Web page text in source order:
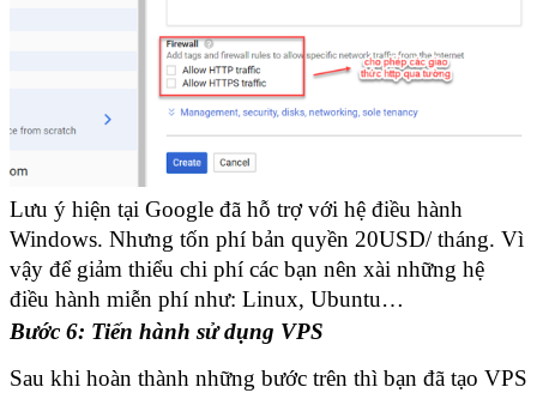
Lưu ý hiện tại Google đã hỗ trợ với hệ điều hành
Windows. Nhưng tốn phí bản quyền 20USD/ tháng. Vì
vậy để giảm thiểu chi phí các bạn nên xài những hệ
điều hành miễn phí như: Linux, Ubuntu…
Bước 6: Tiến hành sử dụng VPS
Sau khi hoàn thành những bước trên thì bạn đã tạo VPS